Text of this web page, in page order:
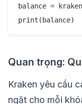
balance =
Quan trọng:
Kraken yêu cầu
ngặt cho mỗi